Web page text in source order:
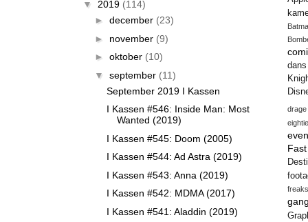
▼ 2019 (114)
► december (23)
► november (9)
► oktober (10)
▼ september (11)
September 2019 I Kassen
I Kassen #546: Inside Man: Most
Wanted (2019)
I Kassen #545: Doom (2005)
I Kassen #544: Ad Astra (2019)
I Kassen #543: Anna (2019)
I Kassen #542: MDMA (2017)
I Kassen #541: Aladdin (2019)
dans
drage
freaks